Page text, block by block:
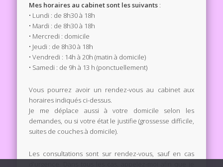
Mes horaires au cabinet sont les suivants :
• Lundi : de 8h30 à 18h
• Mardi : de 8h30 à 18h
• Mercredi : domicile
• Jeudi : de 8h30 à 18h
• Vendredi : 14h à 20h (matin à domicile)
• Samedi : de 9h à 13 h (ponctuellement)
Vous pourrez avoir un rendez-vous au cabinet aux
horaires indiqués ci-dessus.
Je me déplace aussi à votre domicile selon les
demandes, ou si votre état le justifie (grossesse difficile,
suites de couches à domicile).
Les consultations sont sur rendez-vous, sauf en cas